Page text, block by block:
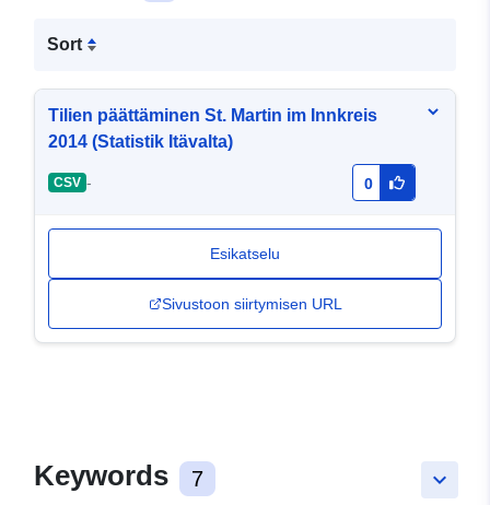
Sort
Tilien päättäminen St. Martin im Innkreis
2014 (Statistik Itävalta)
CSV - 0
Esikatselu
Sivustoon siirtymisen URL
keyboard_arrow_down
Keywords 7